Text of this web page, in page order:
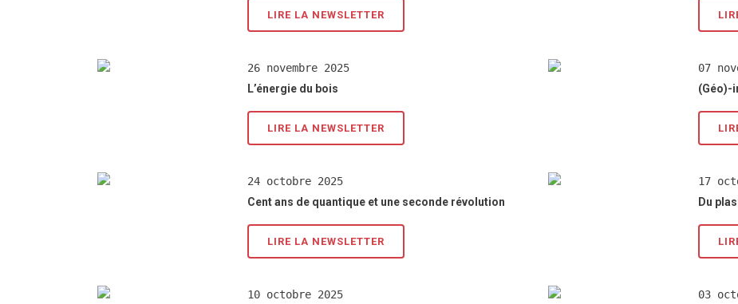
LIRE LA NEWSLETTER
26 novembre 2025
L’énergie du bois
LIRE LA NEWSLETTER
07
(Géo)-
24 octobre 2025
Cent ans de quantique et une seconde révolution
LIRE LA NEWSLETTER
17
Du
10 octobre 2025
03